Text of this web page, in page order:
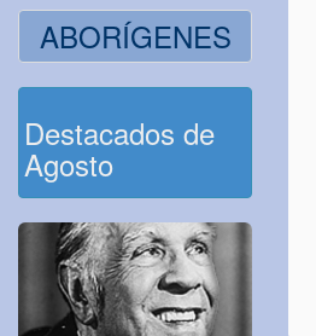
ABORÍGENES
Destacados de
Agosto